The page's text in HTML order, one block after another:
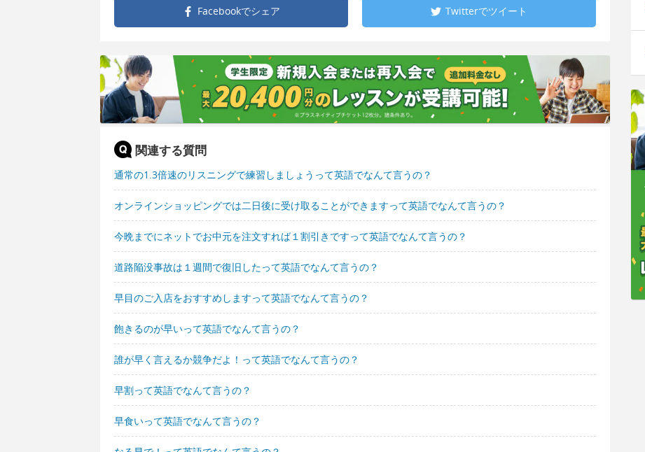
Facebookでシェア Twitterでツイート
関連する質問
通常の1.3倍速のリスニングで練習しましょうって英語でなんて言うの？
オンラインショッピングでは二日後に受け取ることができますって英語でなんて言うの？
今晩までにネットでお中元を注文すれば１割引きですって英語でなんて言うの？
道路陥没事故は１週間で復旧したって英語でなんて言うの？
早目のご入店をおすすめしますって英語でなんて言うの？
飽きるのが早いって英語でなんて言うの？
誰が早く言えるか競争だよ！って英語でなんて言うの？
早割って英語でなんて言うの？
早食いって英語でなんて言うの？